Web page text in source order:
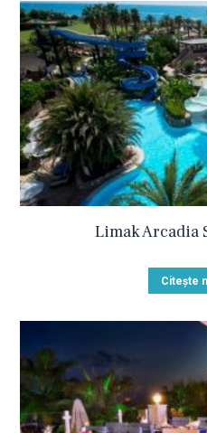
Limak Arcadia
Citește